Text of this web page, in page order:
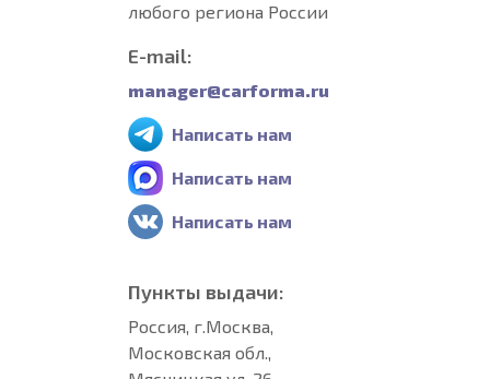
любого региона России
E-mail:
manager@carforma.ru
Написать нам
Написать нам
Написать нам
Пункты выдачи:
Россия, г.Москва,
Московская обл.,